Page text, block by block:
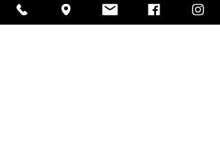
Rupture de stock